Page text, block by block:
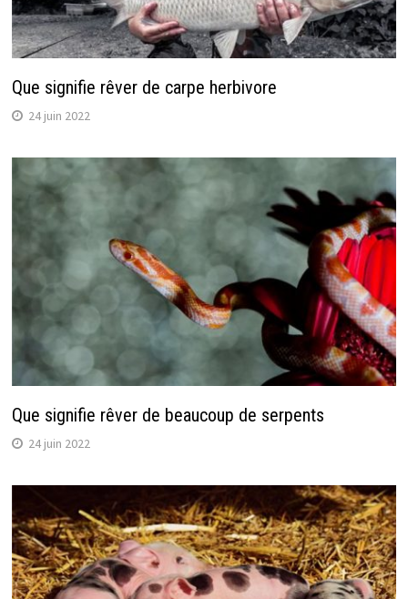
Que signifie rêver de carpe herbivore
24 juin 2022
Que signifie rêver de beaucoup de serpents
24 juin 2022